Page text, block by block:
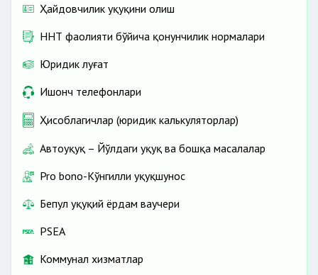
Ҳайдовчилик ҳуқуқини олиш
ННТ фаолияти бўйича қонунчилик нормалари
Юридик луғат
Ишонч телефонлари
Ҳисоблагичлар (юридик калькуляторлар)
Автоҳуқуқ – Йўлдаги ҳуқуқ ва бошқа масалалар
Pro bono-Кўнгилли ҳуқуқшунос
Бепул ҳуқуқий ёрдам ваучери
PSEA
Коммунал хизматлар